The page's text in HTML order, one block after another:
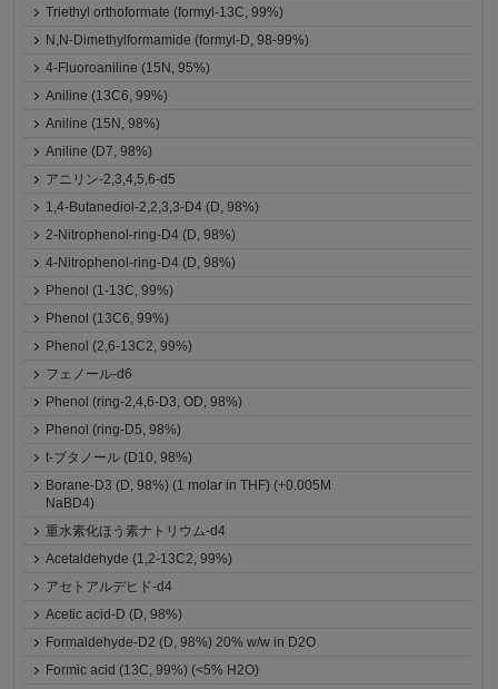
Triethyl orthoformate (formyl-13C, 99%)
N,N-Dimethylformamide (formyl-D, 98-99%)
4-Fluoroaniline (15N, 95%)
Aniline (13C6, 99%)
Aniline (15N, 98%)
Aniline (D7, 98%)
アニリン-2,3,4,5,6-d5
1,4-Butanediol-2,2,3,3-D4 (D, 98%)
2-Nitrophenol-ring-D4 (D, 98%)
4-Nitrophenol-ring-D4 (D, 98%)
Phenol (1-13C, 99%)
Phenol (13C6, 99%)
Phenol (2,6-13C2, 99%)
フェノール-d6
Phenol (ring-2,4,6-D3, OD, 98%)
Phenol (ring-D5, 98%)
t-ブタノール (D10, 98%)
Borane-D3 (D, 98%) (1 molar in THF) (+0.005M
NaBD4)
重水素化ほう素ナトリウム-d4
Acetaldehyde (1,2-13C2, 99%)
アセトアルデヒド-d4
Acetic acid-D (D, 98%)
Formaldehyde-D2 (D, 98%) 20% w/w in D2O
Formic acid (13C, 99%) (<5% H2O)